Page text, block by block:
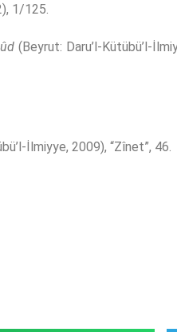
1/125.
(Beyrut: Daru’l-Kütübü’l-
İlmiyye, 2009), “Zînet”, 46.